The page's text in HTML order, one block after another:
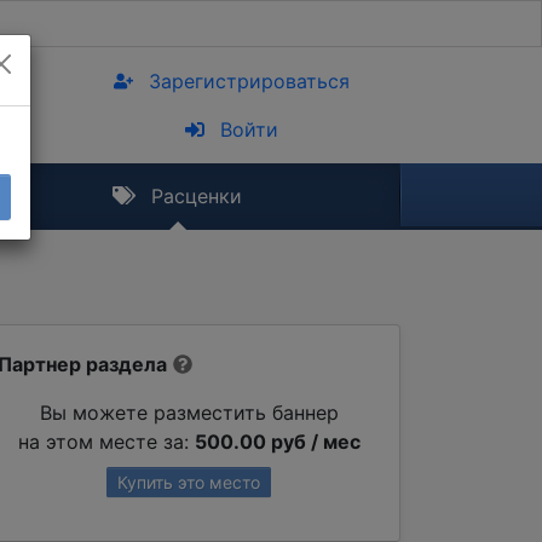
Зарегистрироваться
Войти
Расценки
Партнер раздела
Вы можете разместить баннер
на этом месте за: 500.00 руб / мес
Купить это место